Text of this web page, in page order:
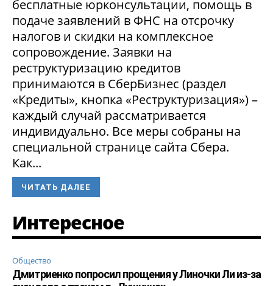
бесплатные юрконсультации, помощь в
подаче заявлений в ФНС на отсрочку
налогов и скидки на комплексное
сопровождение. Заявки на
реструктуризацию кредитов
принимаются в СберБизнес (раздел
«Кредиты», кнопка «Реструктуризация») –
каждый случай рассматривается
индивидуально. Все меры собраны на
специальной странице сайта Сбера.
Как...
ЧИТАТЬ ДАЛЕЕ
Интересное
Общество
Дмитриенко попросил прощения у Линочки Ли из-за